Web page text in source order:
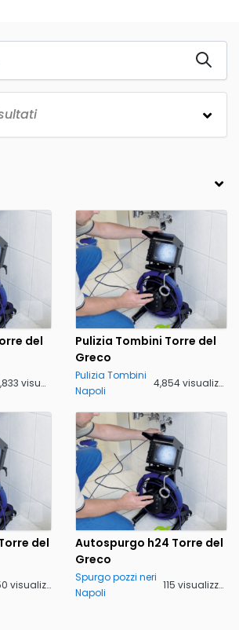
del
4,833 visualizzazioni
Pulizia Tombini Torre del
Greco
Pulizia Tombini
Napoli
4,854 visualizzazioni
del
4,950 visualizzazioni
Autospurgo h24 Torre del
Greco
Spurgo pozzi neri
Napoli
115 visualizzazioni